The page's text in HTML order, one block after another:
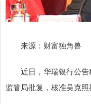
来源：财富独角兽
近日，华瑞银行公
监管局批复，核准吴克照